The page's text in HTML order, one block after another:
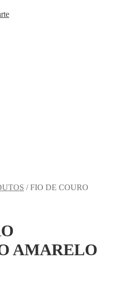
/FIO DE COURO
AMARELO